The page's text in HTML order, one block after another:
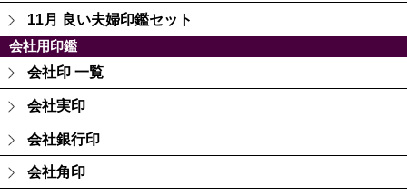
11月 良い夫婦印鑑セット
会社用印鑑
会社印 一覧
会社実印
会社銀行印
会社角印